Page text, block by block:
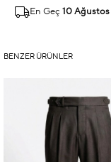
En Geç 10 Ağustos
BENZER ÜRÜNLER